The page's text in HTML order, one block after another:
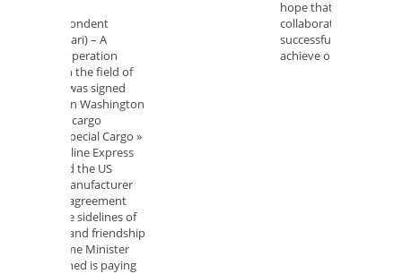
collaboration will be
successful and help us to
achieve our goals.